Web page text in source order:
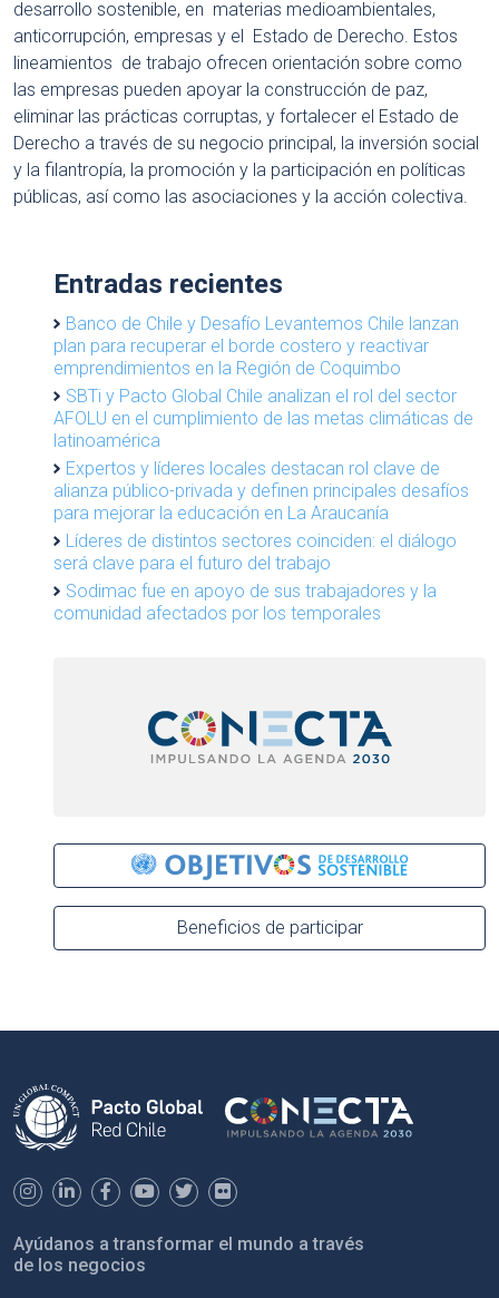
desarrollo sostenible, en materias medioambientales,
anticorrupción, empresas y el Estado de Derecho. Estos
lineamientos de trabajo ofrecen orientación sobre como
las empresas pueden apoyar la construcción de paz,
eliminar las prácticas corruptas, y fortalecer el Estado de
Derecho a través de su negocio principal, la inversión social
y la filantropía, la promoción y la participación en políticas
públicas, así como las asociaciones y la acción colectiva.
Entradas recientes
Banco de Chile y Desafío Levantemos Chile lanzan
plan para recuperar el borde costero y reactivar
emprendimientos en la Región de Coquimbo
SBTi y Pacto Global Chile analizan el rol del sector
AFOLU en el cumplimiento de las metas climáticas de
latinoamérica
Expertos y líderes locales destacan rol clave de
alianza público-privada y definen principales desafíos
para mejorar la educación en La Araucanía
Líderes de distintos sectores coinciden: el diálogo
será clave para el futuro del trabajo
Sodimac fue en apoyo de sus trabajadores y la
comunidad afectados por los temporales
Beneficios de participar
Ayúdanos a transformar el mundo a través
de los negocios